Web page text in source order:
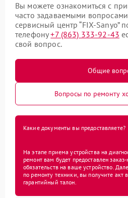
Вы можете ознакомиться с
часто задаваемыми
сервисный центр “FIX-Sanyo”
телефону+7 (863) 333-92-43
свой вопрос.
Общие
Вопросы по ремонту
Какие документы вы предоставляете?
На этапе приема устройства на
ремонт вам будет предоставлен
обязательств на ваше устройство.
по ремонту техники, вы получите акт
гарантийный талон.